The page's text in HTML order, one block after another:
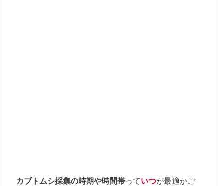
カブトムシ採集の時期や時間帯っていつが最適かご